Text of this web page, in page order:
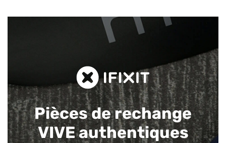
Pièces de rechange
VIVE authentiques​